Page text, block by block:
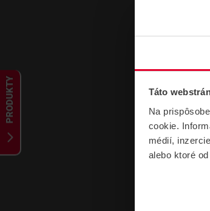
Táto
Na
cookie.
médií,
alebo ktoré
PRODUKTY